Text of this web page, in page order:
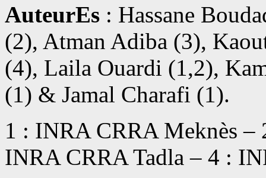
AuteurEs : Hassane
(2), Atman Adiba (3),
(4), Laila Ouardi (1,2),
(1) & Jamal Charafi (1).
1 : INRA CRRA Meknès
INRA CRRA Tadla – 4 :